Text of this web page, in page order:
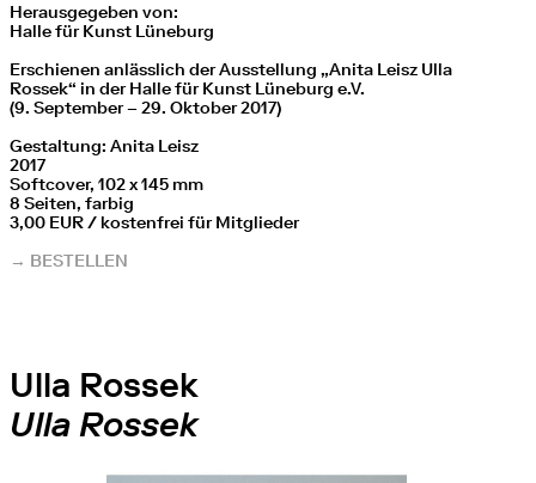
Herausgegeben von:
Halle für Kunst Lüneburg
Erschienen anlässlich der Ausstellung „Anita Leisz Ulla
Rossek“ in der Halle für Kunst Lüneburg e.V.
(9. September – 29. Oktober 2017)
Gestaltung: Anita Leisz
2017
Softcover, 102 x 145 mm
8 Seiten, farbig
3,00 EUR / kostenfrei für Mitglieder
→ BESTELLEN
Ulla Rossek
Ulla Rossek